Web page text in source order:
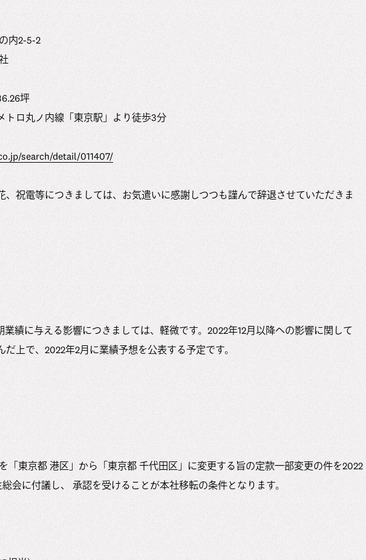
内2-5-2
坪
ロ丸ノ内線「東京駅」より徒歩3分
search/detail/011407/
、祝電等につきましては、お気遣いに感謝しつつも謹んで辞退させていただきま
業績に与える影響につきましては、軽微です。2022年12月以降への影響に関して
上で、2022年2月に業績予想を公表する予定です。
「東京都 港区」から「東京都 千代田区」に変更する旨の定款一部変更の件を2022
会に付議し、 承認を受けることが本社移転の条件となります。